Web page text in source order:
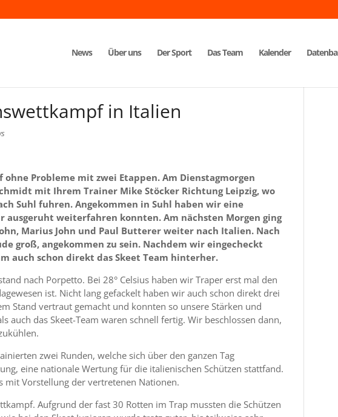
News Über uns Der Sport Das Team Kalender
in Italien
Probleme mit zwei Etappen. Am Dienstagmorgen
mit Ihrem Trainer Mike Stöcker Richtung Leipzig, wo
Suhl fuhren. Angekommen in Suhl haben wir eine
weiterfahren konnten. Am nächsten Morgen ging
Marius John und Paul Butterer weiter nach Italien. Nach
groß, angekommen zu sein. Nachdem wir eingecheckt
auch schon direkt das Skeet Team hinterher.
nach Porpetto. Bei 28° Celsius haben wir Traper erst mal den
ist. Nicht lang gefackelt haben wir auch schon direkt drei
Stand vertraut gemacht und konnten so unsere Stärken und
auch das Skeet-Team waren schnell fertig. Wir beschlossen dann,
zwei Runden, welche sich über den ganzen Tag
eine nationale Wertung für die italienischen Schützen stattfand.
mit Vorstellung der vertretenen Nationen.
Aufgrund der fast 30 Rotten im Trap mussten die Schützen